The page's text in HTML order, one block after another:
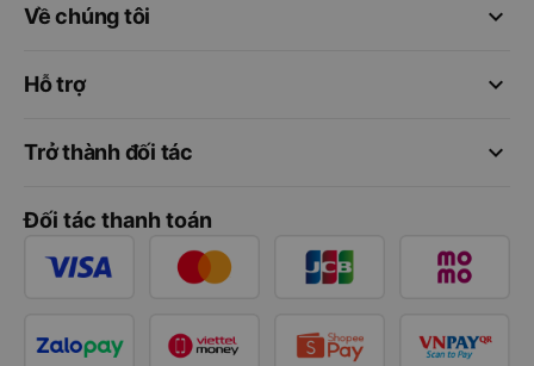
keyboard_arrow_down
Về chúng tôi
keyboard_arrow_down
Hỗ trợ
keyboard_arrow_down
Trở thành đối tác
Đối tác thanh toán